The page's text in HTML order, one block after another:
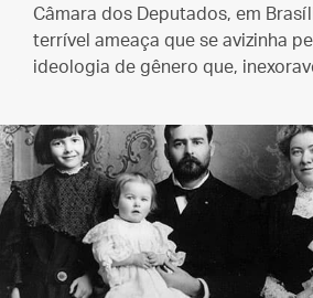
Câmara dos Deputados, em
terrível ameaça que se avizinha
ideologia de gênero que,